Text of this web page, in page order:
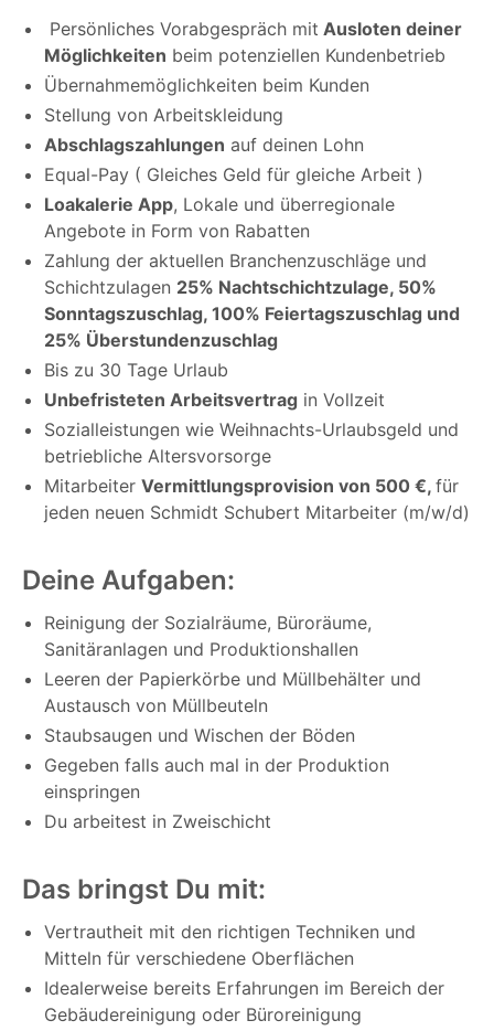
Persönliches Vorabgespräch mit Ausloten deiner
Möglichkeiten beim potenziellen Kundenbetrieb
Übernahmemöglichkeiten beim Kunden
Stellung von Arbeitskleidung
Abschlagszahlungen auf deinen Lohn
Equal-Pay ( Gleiches Geld für gleiche Arbeit )
Loakalerie App, Lokale und überregionale
Angebote in Form von Rabatten
Zahlung der aktuellen Branchenzuschläge und
Schichtzulagen 25% Nachtschichtzulage, 50%
Sonntagszuschlag, 100% Feiertagszuschlag und
25% Überstundenzuschlag
Bis zu 30 Tage Urlaub
Unbefristeten Arbeitsvertrag in Vollzeit
Sozialleistungen wie Weihnachts-Urlaubsgeld und
betriebliche Altersvorsorge
Mitarbeiter Vermittlungsprovision von 500 €, für
jeden neuen Schmidt Schubert Mitarbeiter (m/w/d)
Deine Aufgaben:
Reinigung der Sozialräume, Büroräume,
Sanitäranlagen und Produktionshallen
Leeren der Papierkörbe und Müllbehälter und
Austausch von Müllbeuteln
Staubsaugen und Wischen der Böden
Gegeben falls auch mal in der Produktion
einspringen
Du arbeitest in Zweischicht
Das bringst Du mit:
Vertrautheit mit den richtigen Techniken und
Mitteln für verschiedene Oberflächen
Idealerweise bereits Erfahrungen im Bereich der
Gebäudereinigung oder Büroreinigung